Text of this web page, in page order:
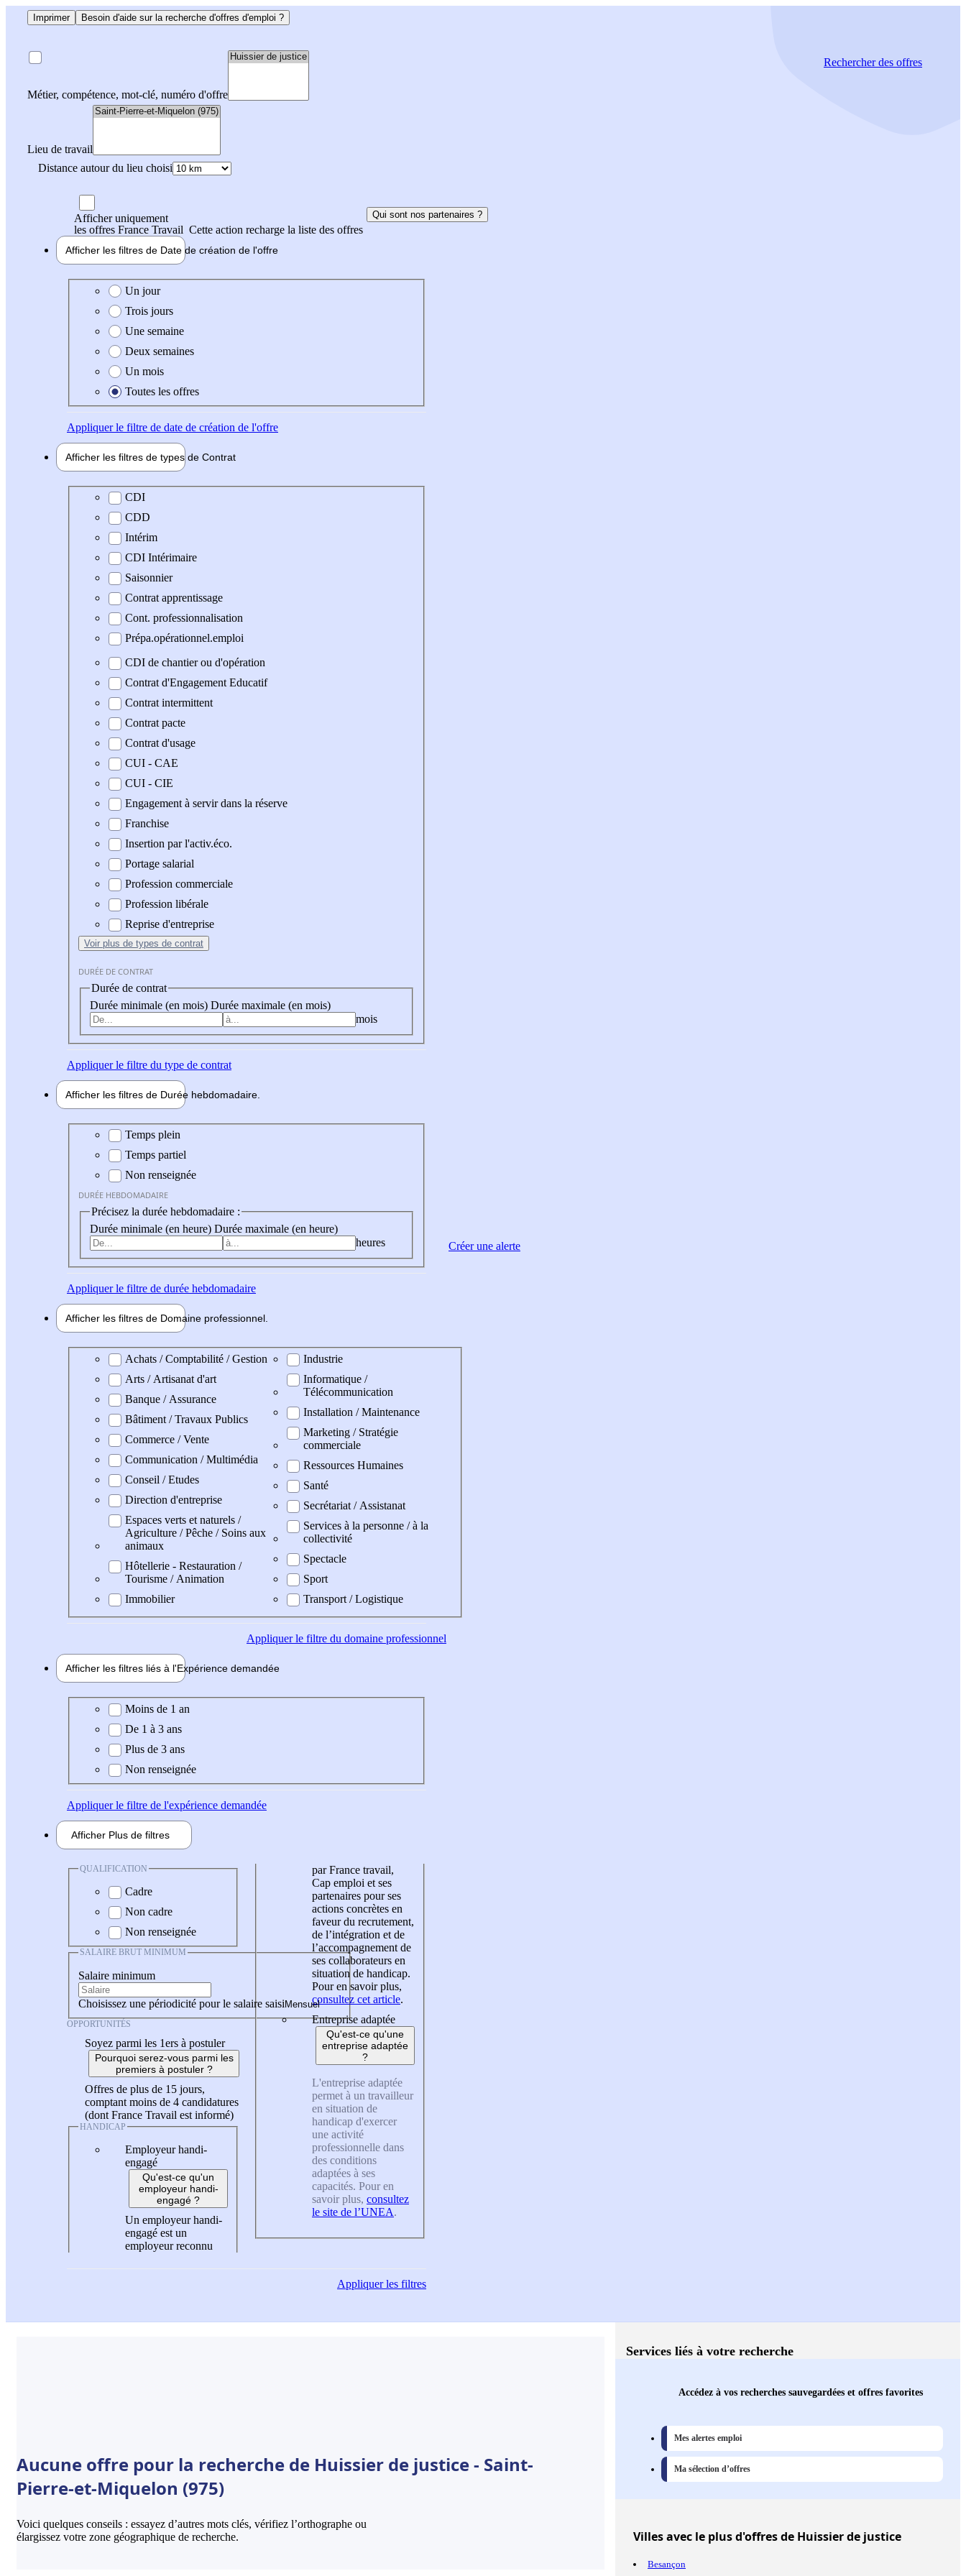
Imprimer Besoin d'aide sur la recherche d'offres d'emploi ?
Métier, compétence, mot-clé, numéro d'offre
Lieu de travail
Distance autour du lieu choisi
Rechercherdes offres
Afficher uniquement
les offres France Travail Cette action recharge la liste des offres
Qui sont nos partenaires ?
Afficher les filtres de Date de création de l'offre
Date de création de l'offre
Un jour
Trois jours
Une semaine
Deux semaines
Un mois
Toutes les offres
Appliquerle filtre de date de création de l'offre
Afficher les filtres de types de Contrat
Type de contrat
CDI
CDD
Intérim
CDI Intérimaire
Saisonnier
Contrat apprentissage
Cont. professionnalisation
Prépa.opérationnel.emploi
CDI de chantier ou d'opération
Contrat d'Engagement Educatif
Contrat intermittent
Contrat pacte
Contrat d'usage
CUI - CAE
CUI - CIE
Engagement à servir dans la réserve
Franchise
Insertion par l'activ.éco.
Portage salarial
Profession commerciale
Profession libérale
Reprise d'entreprise
Voir plus de types de contrat
DURÉE DE CONTRAT
Durée de contrat
Durée minimale (en mois) Durée maximale (en mois)
mois
Appliquerle filtre du type de contrat
Afficher les filtres de Durée hebdomadaire
Durée hebdomadaire
Temps plein
Temps partiel
Non renseignée
DURÉE HEBDOMADAIRE
Précisez la durée hebdomadaire :
Durée minimale (en heure) Durée maximale (en heure)
heures
Appliquerle filtre de durée hebdomadaire
Afficher les filtres de Domaine professionnel
Domaine professionel
Achats / Comptabilité / Gestion
Arts / Artisanat d'art
Banque / Assurance
Bâtiment / Travaux Publics
Commerce / Vente
Communication / Multimédia
Conseil / Etudes
Direction d'entreprise
Espaces verts et naturels /
Agriculture / Pêche / Soins aux
animaux
Hôtellerie - Restauration /
Tourisme / Animation
Immobilier
Industrie
Informatique /
Télécommunication
Installation / Maintenance
Marketing / Stratégie
commerciale
Ressources Humaines
Santé
Secrétariat / Assistanat
Services à la personne / à la
collectivité
Spectacle
Sport
Transport / Logistique
Appliquerle filtre du domaine professionnel
Afficher les filtres liés à l'Expérience demandée
Expérience demandée
Moins de 1 an
De 1 à 3 ans
Plus de 3 ans
Non renseignée
Appliquerle filtre de l'expérience demandée
Afficher Plus de filtres
QUALIFICATION
Cadre
Non cadre
Non renseignée
SALAIRE BRUT MINIMUM
Salaire minimum
Choisissez une périodicité pour le salaire saisi
OPPORTUNITÉS
Soyez parmi les 1ers à postuler
Pourquoi serez-vous parmi les
premiers à postuler ?
Offres de plus de 15 jours,
comptant moins de 4 candidatures
(dont France Travail est informé)
HANDICAP
Employeur handi-
engagé
Qu'est-ce qu'un
employeur handi-
engagé ?
Un employeur handi-
engagé est un
employeur reconnu
par France travail,
Cap emploi et ses
partenaires pour ses
actions concrètes en
faveur du recrutement,
de l’intégration et de
l’accompagnement de
ses collaborateurs en
situation de handicap.
Pour en savoir plus,
consultez cet article.
Entreprise adaptée
Qu'est-ce qu'une
entreprise adaptée
?
L'entreprise adaptée
permet à un travailleur
en situation de
handicap d'exercer
une activité
professionnelle dans
des conditions
adaptées à ses
capacités. Pour en
savoir plus, consultez
le site de l’UNEA.
Appliquerles filtres
Créer une alerte
Aucune offre pour la recherche de Huissier de justice - Saint-
Pierre-et-Miquelon (975)
Voici quelques conseils : essayez d’autres mots clés, vérifiez l’orthographe ou
élargissez votre zone géographique de recherche.
Services liés à votre recherche
Accédez à vos recherches sauvegardées et offres favorites
Mes alertes emploi
Ma sélection d’offres
Villesavec le plus d'offres de Huissier de justice
Besançon